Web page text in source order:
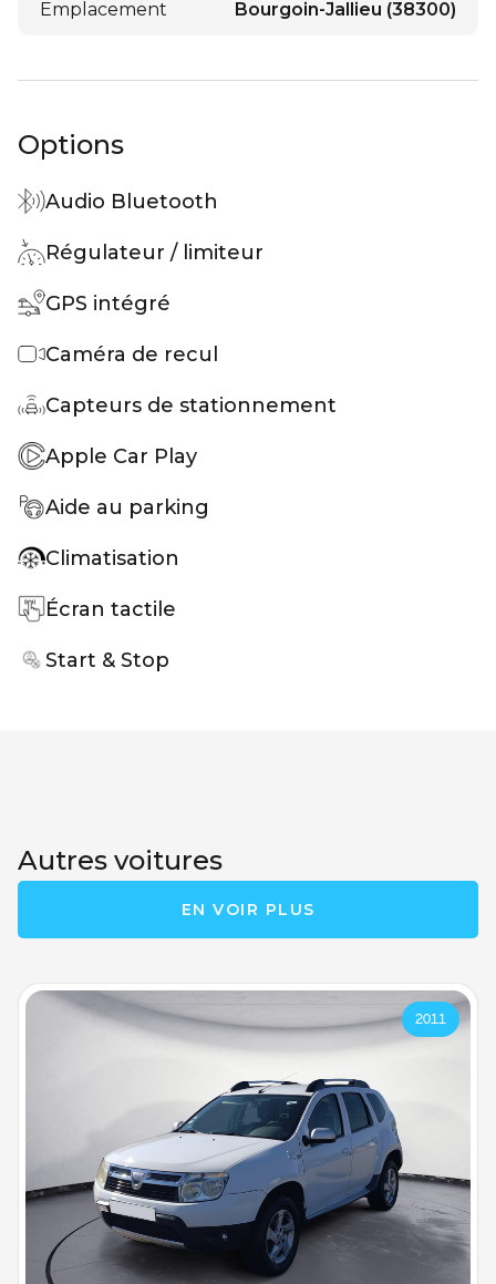
Emplacement Bourgoin-Jallieu (38300)
Options
Audio Bluetooth
Régulateur / limiteur
GPS intégré
Caméra de recul
Capteurs de stationnement
Apple Car Play
Aide au parking
Climatisation
Écran tactile
Start & Stop
Autres voitures
EN VOIR PLUS
2011